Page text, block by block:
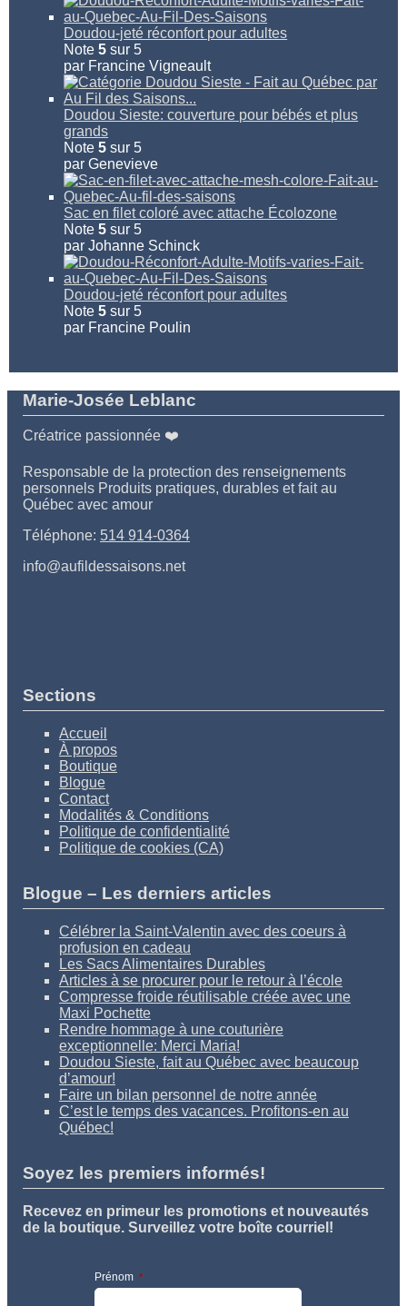
Doudou-jeté réconfort pour adultes
Note5 sur 5
par Francine Vigneault
Doudou Sieste: couverture pour bébés et plus
grands
Note5 sur 5
par Genevieve
Sac en filet coloré avec attache Écolozone
Note5 sur 5
par Johanne Schinck
Doudou-jeté réconfort pour adultes
Note5 sur 5
par Francine Poulin
Marie-Josée Leblanc
Créatrice passionnée ❤️
Responsable de la protection des renseignements
personnels Produits pratiques, durables et fait au
Québec avec amour
Téléphone: 514 914-0364
info@aufildessaisons.net
Sections
Accueil
À propos
Boutique
Blogue
Contact
Modalités & Conditions
Politique de confidentialité
Politique de cookies (CA)
Blogue – Les derniers articles
Célébrer la Saint-Valentin avec des coeurs à
profusion en cadeau
Les Sacs Alimentaires Durables
Articles à se procurer pour le retour à l’école
Compresse froide réutilisable créée avec une
Maxi Pochette
Rendre hommage à une couturière
exceptionnelle: Merci Maria!
Doudou Sieste, fait au Québec avec beaucoup
d’amour!
Faire un bilan personnel de notre année
C’est le temps des vacances. Profitons-en au
Québec!
Soyez les premiers informés!
Recevez en primeur les promotions et nouveautés
de la boutique. Surveillez votre boîte courriel!
Prénom *